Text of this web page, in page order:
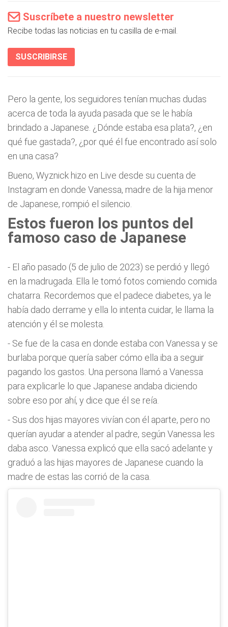
Suscríbete a nuestro newsletter
Recibe todas las noticias en tu casilla de e-mail.
SUSCRIBIRSE
Pero la gente, los seguidores tenían muchas dudas
acerca de toda la ayuda pasada que se le había
brindado a Japanese. ¿Dónde estaba esa plata?, ¿en
qué fue gastada?, ¿por qué él fue encontrado así solo
en una casa?
Bueno, Wyznick hizo en Live desde su cuenta de
Instagram en donde Vanessa, madre de la hija menor
de Japanese, rompió el silencio.
Estos fueron los puntos del
famoso caso de Japanese
- El año pasado (5 de julio de 2023) se perdió y llegó
en la madrugada. Ella le tomó fotos comiendo comida
chatarra. Recordemos que el padece diabetes, ya le
había dado derrame y ella lo intenta cuidar, le llama la
atención y él se molesta.
- Se fue de la casa en donde estaba con Vanessa y se
burlaba porque quería saber cómo ella iba a seguir
pagando los gastos. Una persona llamó a Vanessa
para explicarle lo que Japanese andaba diciendo
sobre eso por ahí, y dice que él se reía.
- Sus dos hijas mayores vivían con él aparte, pero no
querían ayudar a atender al padre, según Vanessa les
daba asco. Vanessa explicó que ella sacó adelante y
graduó a las hijas mayores de Japanese cuando la
madre de estas las corrió de la casa.